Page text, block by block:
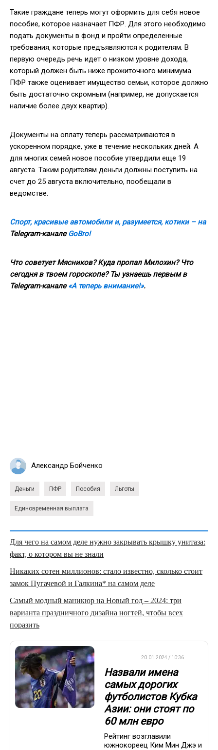
Такие граждане теперь могут оформить для себя новое
пособие, которое назначает ПФР. Для этого необходимо
подать документы в фонд и пройти определенные
требования, которые предъявляются к родителям. В
первую очередь речь идет о низком уровне дохода,
который должен быть ниже прожиточного минимума.
ПФР также оценивает имущество семьи, которое должно
быть достаточно скромным (например, не допускается
наличие более двух квартир).
Документы на оплату теперь рассматриваются в
ускоренном порядке, уже в течение нескольких дней. А
для многих семей новое пособие утвердили еще 19
августа. Таким родителям деньги должны поступить на
счет до 25 августа включительно, пообещали в
ведомстве.
Спорт, красивые автомобили и, разумеется, котики – на
Telegram-канале GoBro!
Что советует Мясников? Куда пропал Милохин? Что
сегодня в твоем гороскопе? Ты узнаешь первым в
Telegram-канале«А теперь внимание!».
Александр Бойченко
Деньги ПФР Пособия Льготы
Единовременная выплата
Для чего на самом деле нужно закрывать крышку унитаза:
факт, о котором вы не знали
Никаких сотен миллионов: стало известно, сколько стоит
замок Пугачевой и Галкина* на самом деле
Самый модный маникюр на Новый год – 2024: три
варианта праздничного дизайна ногтей, чтобы всех
поразить
20.01.2024 / 10:36
Назвали имена
самых дорогих
футболистов Кубка
Азии: они стоят по
60 млн евро
Рейтинг возглавили
южнокореец Ким Мин Джэ и